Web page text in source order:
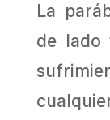
La
de lado